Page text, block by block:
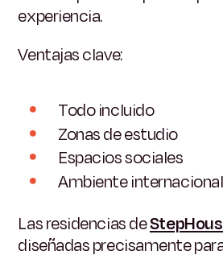
experiencia.
Ventajas clave:
Todo incluido
Zonas de estudio
Espacios sociales
Ambiente internacional
Las residencias de
diseñadas precisamente